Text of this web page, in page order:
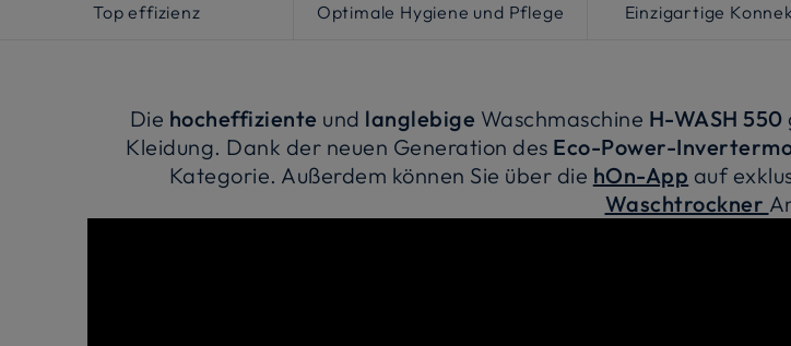
Top effizienz Optimale Hygiene und Pflege Einzigartige
Die hocheffiziente und langlebige Waschmaschine H-WASH 550
Kleidung. Dank der neuen Generation des Eco-Power-
Kategorie. Außerdem können Sie über die hOn-App auf
Waschtrockner